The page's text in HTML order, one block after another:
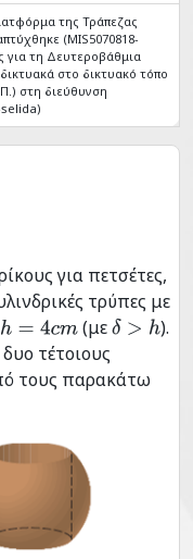
της Τράπεζας
(MIS5070818-
για τη Δευτεροβάθμια
στο δικτυακό τόπο
στη διεύθυνση
για πετσέτες,
τρύπες με
h=4c m (μεδ >h
).
τέτοιους
τους παρακάτω